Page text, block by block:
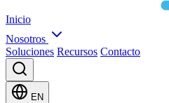
Inicio
Nosotros
Soluciones Recursos Contacto
EN